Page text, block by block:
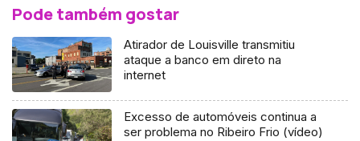
Pode também gostar
Atirador de Louisville transmitiu
ataque a banco em direto na
internet
Excesso de automóveis continua a
ser problema no Ribeiro Frio (vídeo)